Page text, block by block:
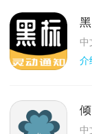
中
介
中